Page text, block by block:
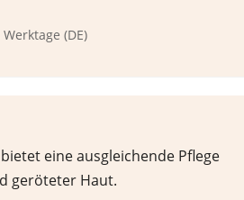
(DE)
eine ausgleichende Pflege
geröteter Haut.